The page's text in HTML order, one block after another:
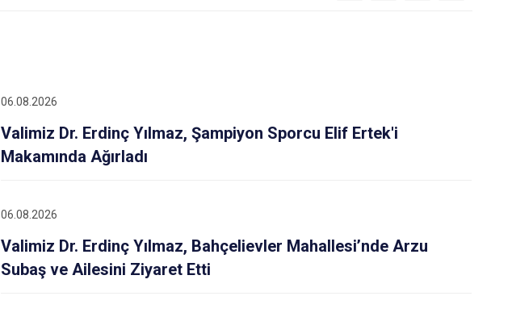
06.08.2026
Valimiz Dr. Erdinç Yılmaz, Şampiyon Sporcu Elif Ertek'i
Makamında Ağırladı
06.08.2026
Valimiz Dr. Erdinç Yılmaz, Bahçelievler Mahallesi’nde Arzu
Subaş ve Ailesini Ziyaret Etti